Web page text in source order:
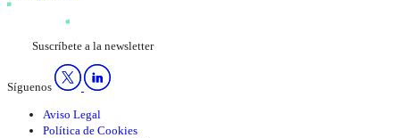
Suscríbete a la newsletter
Síguenos
Aviso Legal
Política de Cookies